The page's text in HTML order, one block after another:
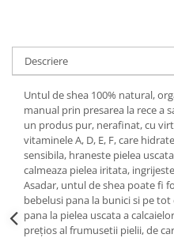
Descriere
Untul de shea 100% natural,
manual prin presarea la rece a
un produs pur, nerafinat, cu
vitaminele A, D, E, F, care
sensibila, hraneste pielea
calmeaza pielea iritata,
Asadar, untul de shea poate fi
bebelusi pana la bunici si pe
pana la pielea uscata a
prețios al frumusetii pielii, de